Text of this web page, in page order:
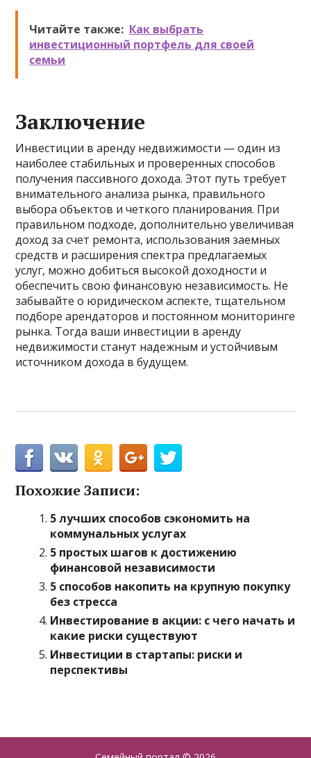
Читайте также: Как выбрать
инвестиционный портфель для своей
семьи
Заключение
Инвестиции в аренду недвижимости — один из
наиболее стабильных и проверенных способов
получения пассивного дохода. Этот путь требует
внимательного анализа рынка, правильного
выбора объектов и четкого планирования. При
правильном подходе, дополнительно увеличивая
доход за счет ремонта, использования заемных
средств и расширения спектра предлагаемых
услуг, можно добиться высокой доходности и
обеспечить свою финансовую независимость. Не
забывайте о юридическом аспекте, тщательном
подборе арендаторов и постоянном мониторинге
рынка. Тогда ваши инвестиции в аренду
недвижимости станут надежным и устойчивым
источником дохода в будущем.
Похожие Записи:
5 лучших способов сэкономить на
коммунальных услугах
5 простых шагов к достижению
финансовой независимости
5 способов накопить на крупную покупку
без стресса
Инвестирование в акции: с чего начать и
какие риски существуют
Инвестиции в стартапы: риски и
перспективы